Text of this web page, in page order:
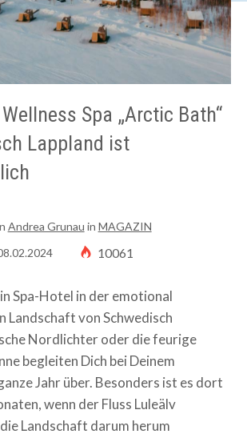
Spa „Arctic Bath“
Lappland ist
Andrea Grunau in MAGAZIN
10061
Spa-Hotel in der emotional
Landschaft von Schwedisch
Nordlichter oder die feurige
begleiten Dich bei Deinem
Jahr über. Besonders ist es dort
wenn der Fluss Luleälv
Landschaft darum herum